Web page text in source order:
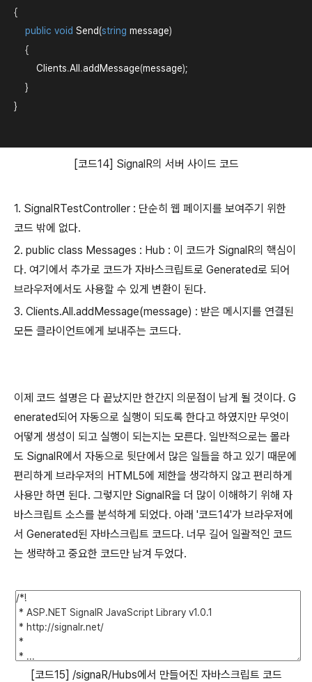
{
public void Send(string message)
{
Clients.All .addMessage(message);
}
}
[코드14] SignalR의 서버 사이드 코드
1. SignalRTestController : 단순히 웹 페이지를 보여주기 위한
코드 밖에 없다.
2. public class Messages : Hub : 이 코드가 SignalR의 핵심이
다. 여기에서 추가로 코드가 자바스크립트로 Generated로 되어
브라우저에서도 사용할 수 있게 변환이 된다.
3. Clients.All.addMessage(message) : 받은 메시지를 연결된
모든 클라이언트에게 보내주는 코드다.
이제 코드 설명은 다 끝났지만 한간지 의문점이 남게 될 것이다. G
enerated되어 자동으로 실행이 되도록 한다고 하였지만 무엇이
어떻게 생성이 되고 실행이 되는지는 모른다. 일반적으로는 몰라
도 SignalR에서 자동으로 뒷단에서 많은 일들을 하고 있기 때문에
편리하게 브라우저의 HTML5에 제한을 생각하지 않고 편리하게
사용만 하면 된다. 그렇지만 SignalR을 더 많이 이해하기 위해 자
바스크립트 소스를 분석하게 되었다. 아래 '코드14'가 브라우저에
서 Generated된 자바스크립트 코드다. 너무 길어 일괄적인 코드
는 생략하고 중요한 코드만 남겨 두었다.
[코드15] /signaR/Hubs에서 만들어진 자바스크립트 코드